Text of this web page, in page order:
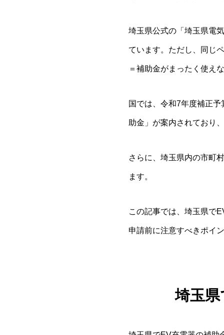
埼玉県公式の「埼玉県電
ています。ただし、同じ
＝補助金がまったく使え
国では、令和7年度補正
助金」が案内されており
さらに、埼玉県内の市町
ます。
この記事では、埼玉県で
申請前に注意すべきポイ
埼玉